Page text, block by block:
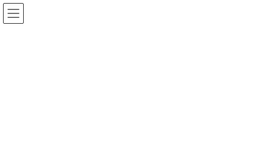
コ
ン
ナ
ビ